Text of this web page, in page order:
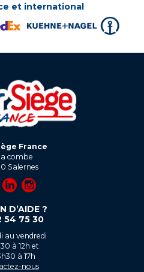
et international
France
combe
Salernes
D’AIDE ?
54 75 30
au vendredi
à 12h et
à 17h
nous